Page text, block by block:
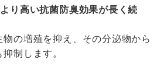
り高い抗菌防臭効果が長く続
の増殖を抑え、その分泌物から
制します。